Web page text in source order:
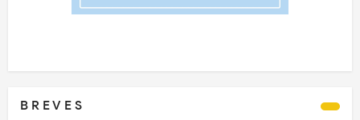
B R E V E S